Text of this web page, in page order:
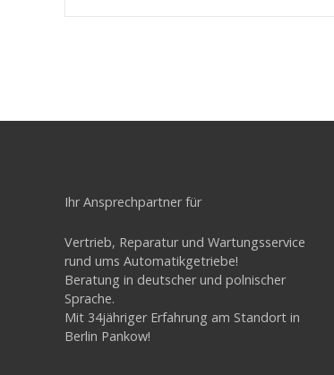
r
g
s
n
a
v
Ihr Ansprechpartner für
Vertrieb, Reparatur und Wartungsservice
rund ums Automatikgetriebe!
Beratung in deutscher und polnischer
Sprache.
Mit 34jähriger Erfahrung am Standort in
Berlin Pankow!